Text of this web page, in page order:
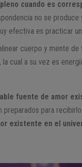
cuando es
no se
efectiva es practicar un
cuerpo y mente de
cual a su vez es
fuente de amor
preparados para recibirlo.
existente en el